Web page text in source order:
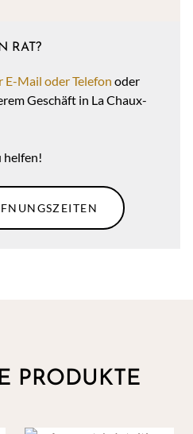
RAT?
E-Mail oder Telefon oder
Geschäft in La Chaux-
helfen!
PRODUKTE